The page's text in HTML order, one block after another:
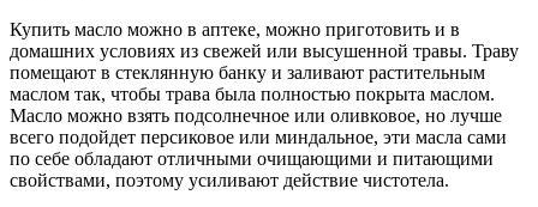
Купить масло можно в аптеке, можно приготовить и в
домашних условиях из свежей или высушенной травы. Траву
помещают в стеклянную банку и заливают растительным
маслом так, чтобы трава была полностью покрыта маслом.
Масло можно взять подсолнечное или оливковое, но лучше
всего подойдет персиковое или миндальное, эти масла сами
по себе обладают отличными очищающими и питающими
свойствами, поэтому усиливают действие чистотела.